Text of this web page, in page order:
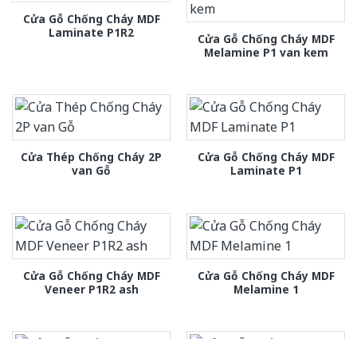
Cửa Gỗ Chống Cháy MDF
Laminate P1R2
Cửa Gỗ Chống Cháy MDF
Melamine P1 van kem
Cửa Thép Chống Cháy 2P
van Gỗ
Cửa Gỗ Chống Cháy MDF
Laminate P1
Cửa Gỗ Chống Cháy MDF
Veneer P1R2 ash
Cửa Gỗ Chống Cháy MDF
Melamine 1